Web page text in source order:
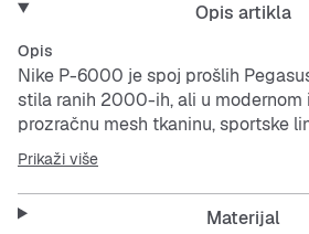
Opis artikla
Opis
Nike P-6000 je spoj prošlih
stila ranih 2000-ih, ali u modernom
prozračnu mesh tkaninu, sportske
slojeve koji pružaju savršenu
izgleda i udobnosti. Pjenasta
podignut dizajn inspiriran trkaćom
amortizaciju.
Prikaži više
Materijal